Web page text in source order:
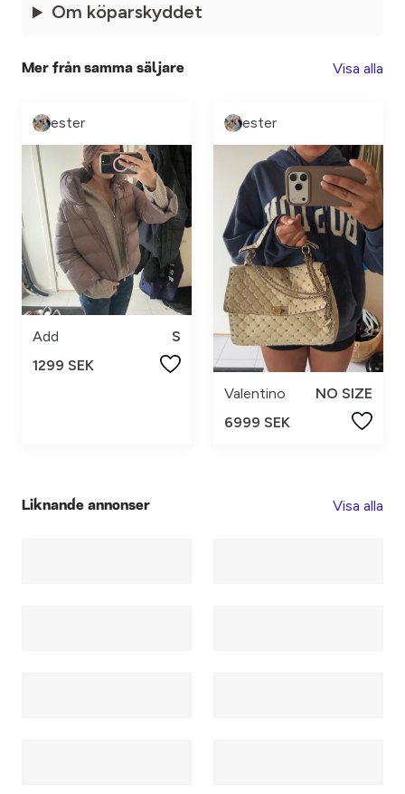
Om köparskyddet
Mer från samma säljare Visa alla
ester
Add
S
1299 SEK
ester
Valentino
NO SIZE
6999 SEK
Liknande annonser Visa alla